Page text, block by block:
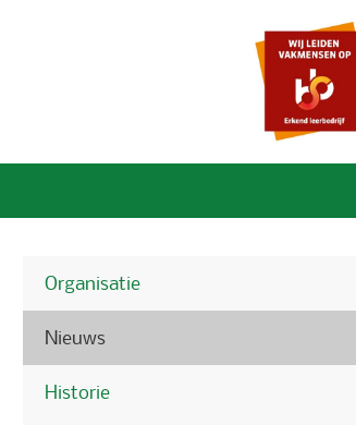
Organisatie
Nieuws
Historie